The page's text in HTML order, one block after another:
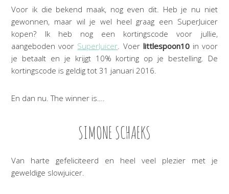
Voor ik die bekend maak, nog even dit. Heb je nu niet
gewonnen, maar wil je wel heel graag een SuperJuicer
kopen? Ik heb nog een kortingscode voor jullie,
aangeboden voor SuperJuicer . Voer littlespoon10in voor
je betaalt en je krijgt 10% korting op je bestelling. De
kortingscode is geldig tot 31 januari 2016.
En dan nu. The winner is….
SIMONE SCHAEKS
Van harte gefeliciteerd en heel veel plezier met je
geweldige slowjuicer.